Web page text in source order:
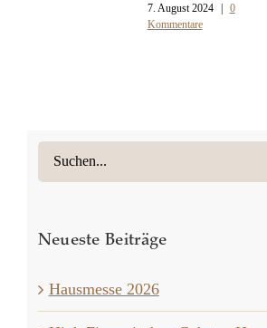
7. August 2024 |
0
Kommentare
Suche
nach:
Neueste Beiträge
Hausmesse 2026